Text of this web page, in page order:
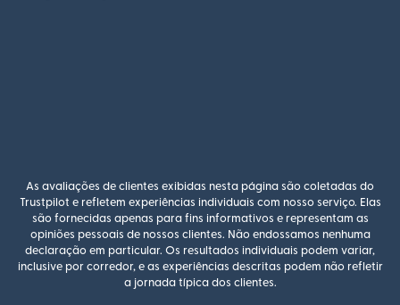
As avaliações de clientes exibidas nesta página são coletadas do
Trustpilot e refletem experiências individuais com nosso serviço. Elas
são fornecidas apenas para fins informativos e representam as
opiniões pessoais de nossos clientes. Não endossamos nenhuma
declaração em particular. Os resultados individuais podem variar,
inclusive por corredor, e as experiências descritas podem não refletir
a jornada típica dos clientes.